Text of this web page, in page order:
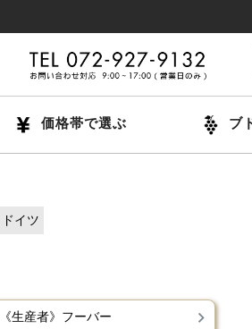
価格帯で選ぶ ブ
ドイツ
《生産者》フーバー